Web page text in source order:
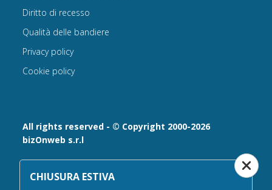
All rights reserved - © Copyright 2000-2026
bizOnweb s.r.l
Via Fratelli Bandiera 18, 25122 - Brescia, Italia
P.IVA 02232630984 - Iscrizione presso la Camera di
Diritto di recesso
Qualità delle bandiere
Privacy policy
Cookie policy
CHIUSURA ESTIVA